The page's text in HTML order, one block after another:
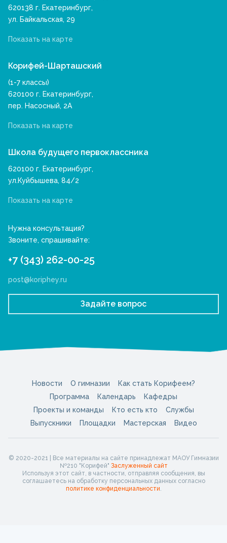
620138 г. Екатеринбург,
ул. Байкальская, 29
Показать на карте
Корифей-Шарташский
(1-7 классы)
620100 г. Екатеринбург,
пер. Насосный, 2А
Показать на карте
Школа будущего первоклассника
620100 г. Екатеринбург,
ул.Куйбышева, 84/2
Показать на карте
Нужна консультация?
Звоните, спрашивайте:
+7 (343) 262-00-25
post@koriphey.ru
Задайте вопрос
Новости О гимназии
Как стать Корифеем?
Программа
Календарь
Кафедры
Проекты и команды
Кто есть кто
Службы
Выпускники
Площадки Мастерская Видео
© 2020-2021 | Все материалы на сайте принадлежат МАОУ Гимназии
№210 "Корифей" Заслуженный сайт
Используя этот сайт, в частности, отправляя сообщения, вы
соглашаетесь на обработку персональных данных согласно
политике конфиденциальности.